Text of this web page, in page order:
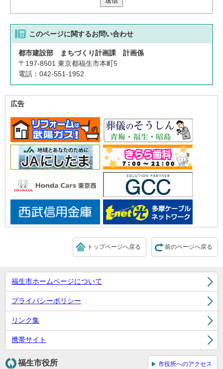
このページに関するお問い合わせ
都市建設部 まちづくり計画課 計画係
〒197-8501 東京都福生市本町5
電話：042-551-1952
広告
前のページへ戻る
トップページへ戻る
福生市ホームページについて
プライバシーポリシー
リンク集
携帯サイト
福生市役所 市役所へのアクセス